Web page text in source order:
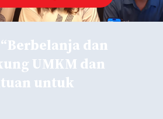
dan
UMKM dan
untuk